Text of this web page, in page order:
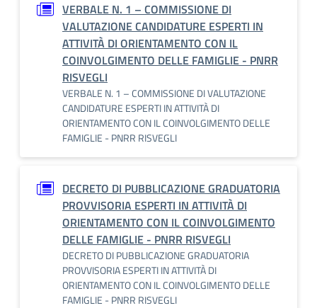
VERBALE N. 1 – COMMISSIONE DI
VALUTAZIONE CANDIDATURE ESPERTI IN
ATTIVITÀ DI ORIENTAMENTO CON IL
COINVOLGIMENTO DELLE FAMIGLIE - PNRR
RISVEGLI
VERBALE N. 1 – COMMISSIONE DI VALUTAZIONE
CANDIDATURE ESPERTI IN ATTIVITÀ DI
ORIENTAMENTO CON IL COINVOLGIMENTO DELLE
FAMIGLIE - PNRR RISVEGLI
DECRETO DI PUBBLICAZIONE GRADUATORIA
PROVVISORIA ESPERTI IN ATTIVITÀ DI
ORIENTAMENTO CON IL COINVOLGIMENTO
DELLE FAMIGLIE - PNRR RISVEGLI
DECRETO DI PUBBLICAZIONE GRADUATORIA
PROVVISORIA ESPERTI IN ATTIVITÀ DI
ORIENTAMENTO CON IL COINVOLGIMENTO DELLE
FAMIGLIE - PNRR RISVEGLI